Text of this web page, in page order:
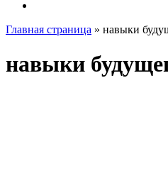
Главная страница » навыки
навыки